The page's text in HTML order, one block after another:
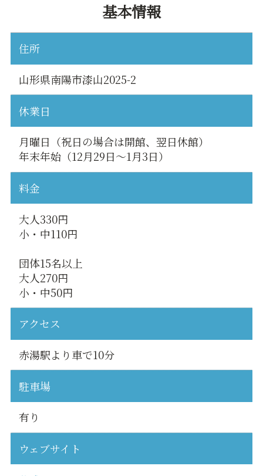
基本情報
住所
山形県南陽市漆山2025-2
休業日
月曜日（祝日の場合は開館、翌日休館）
年末年始（12月29日～1月3日）
料金
大人330円
小・中110円
団体15名以上
大人270円
小・中50円
アクセス
赤湯駅より車で10分
駐車場
有り
ウェブサイト